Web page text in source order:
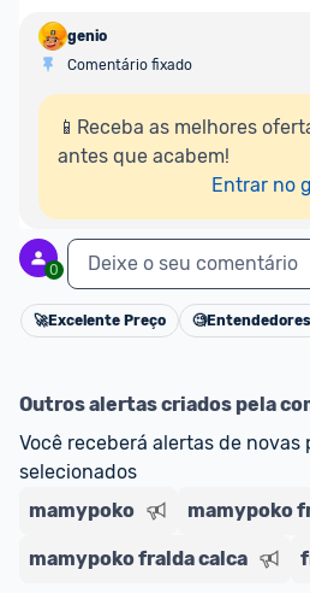
genio
Comentário fixado
📱Receba as melhores
antes que acabem!
Entrar no
0 Deixe o seu comentário
🚀Excelente Preço 🧐
Outros alertas criados pela
Você receberá alertas de novas
selecionados
mamypoko
mamypoko
mamypoko fralda calca